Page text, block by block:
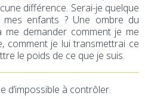
différence. Serai-je quelque
enfants ? Une ombre du
me demander comment je me
comment je lui transmettrai ce
le poids de ce que je suis.
d’impossible à contrôler.